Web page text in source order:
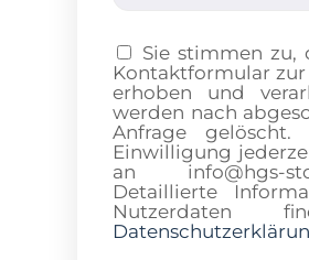
Sie stimmen zu,
Kontaktformular
erhoben und
werden nach
Anfrage
Einwilligung
an info@hgs-
Detaillierte